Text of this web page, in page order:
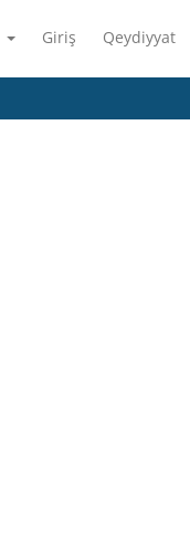
Giriş Qeydiyyat